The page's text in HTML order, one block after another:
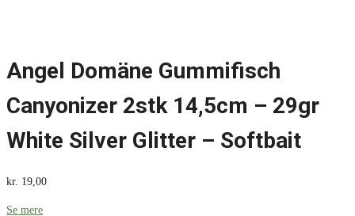
Angel Domäne Gummifisch
Canyonizer 2stk 14,5cm – 29gr
White Silver Glitter – Softbait
kr. 19,00
Se mere